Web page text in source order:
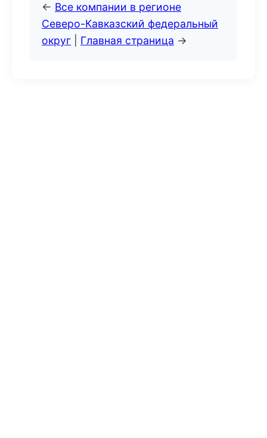
← Все компании в регионе
Северо-Кавказский федеральный
округ
Главная страница →